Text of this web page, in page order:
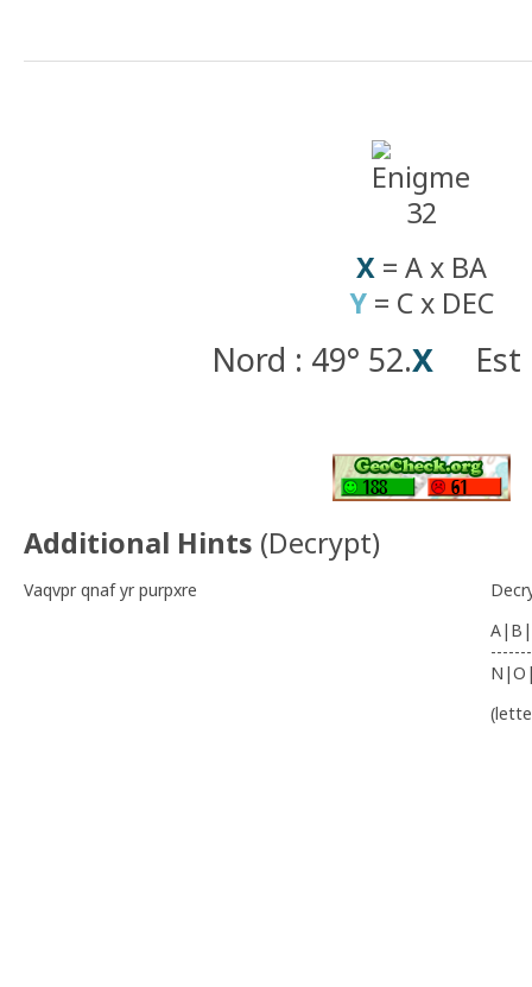
X = A x BA
Y = C x DEC
Nord : 49° 52.X Est
Additional Hints (Decrypt)
Vaqvpr qnaf yr purpxre